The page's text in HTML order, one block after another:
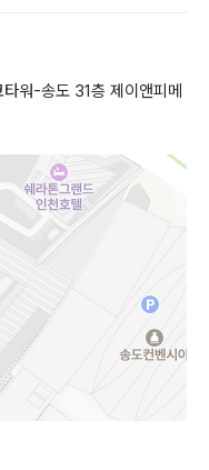
워-송도 31층 제이앤피메